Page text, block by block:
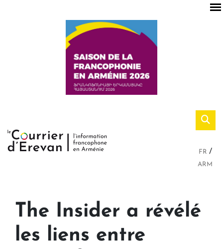
FR
ARM
The Insider a révélé
les liens entre